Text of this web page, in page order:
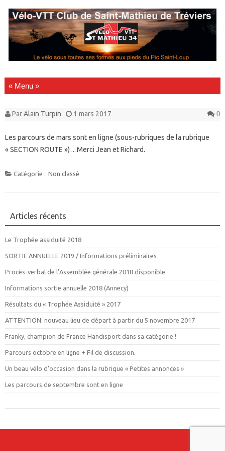
Passer au contenu
ParAlain Turpin 1 mars 2017 0
Les parcours de mars sont en ligne (sous-rubriques de la rubrique
« SECTION ROUTE »)…Merci Jean et Richard.
Catégorie : Non classé
Articles récents
Le Trophée assiduité 2018
SORTIE ANNUELLE 2019 / Informations préliminaires
Procès-verbal de l’Assemblée générale 2018 disponible
Informations sortie annuelle 2018 (Annecy)
Résultats du « Trophée Assiduité » 2017
ATTENTION: nouveau lieu de départ à partir du 5 novembre 2017
Franky, champion de France Handisport dans sa catégorie !
Parcours octobre en ligne + Fil de discussion.
Un beau vélo d’occasion dans la rubrique « Petites annonces »
Les parcours de septembre sont en ligne